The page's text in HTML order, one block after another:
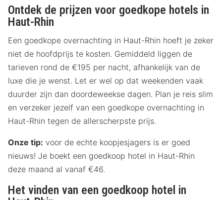
Ontdek de prijzen voor goedkope hotels in
Haut-Rhin
Een goedkope overnachting in Haut-Rhin hoeft je zeker
niet de hoofdprijs te kosten. Gemiddeld liggen de
tarieven rond de €195 per nacht, afhankelijk van de
luxe die je wenst. Let er wel op dat weekenden vaak
duurder zijn dan doordeweekse dagen. Plan je reis slim
en verzeker jezelf van een goedkope overnachting in
Haut-Rhin tegen de allerscherpste prijs.
Onze tip: voor de echte koopjesjagers is er goed
nieuws! Je boekt een goedkoop hotel in Haut-Rhin
deze maand al vanaf €46.
Het vinden van een goedkoop hotel in